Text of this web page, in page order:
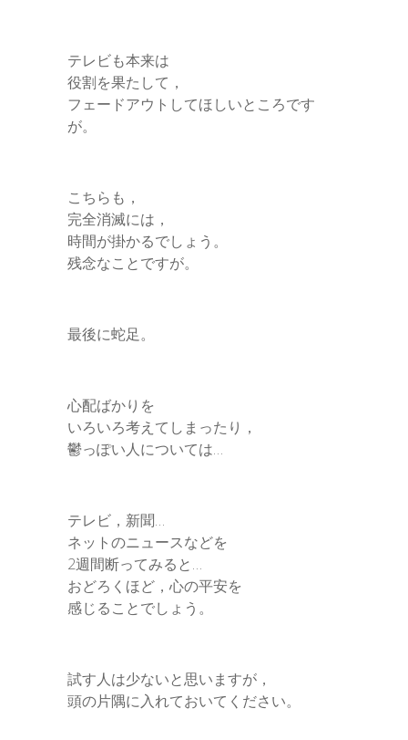
テレビも本来は
役割を果たして，
フェードアウトしてほしいところです
が。
こちらも，
完全消滅には，
時間が掛かるでしょう。
残念なことですが。
最後に蛇足。
心配ばかりを
いろいろ考えてしまったり，
鬱っぽい人については…
テレビ，新聞…
ネットのニュースなどを
2週間断ってみると…
おどろくほど，心の平安を
感じることでしょう。
試す人は少ないと思いますが，
頭の片隅に入れておいてください。